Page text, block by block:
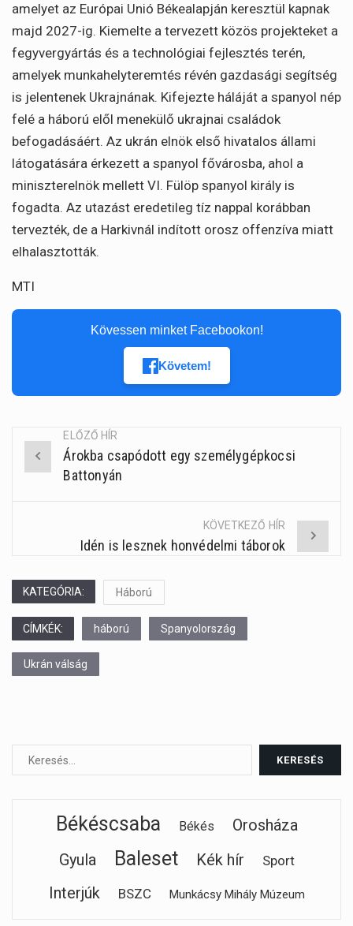
amelyet az Európai Unió Békealapján keresztül kapnak
majd 2027-ig. Kiemelte a tervezett közös projekteket a
fegyvergyártás és a technológiai fejlesztés terén,
amelyek munkahelyteremtés révén gazdasági segítség
is jelentenek Ukrajnának. Kifejezte háláját a spanyol nép
felé a háború elől menekülő ukrajnai családok
befogadásáért. Az ukrán elnök első hivatalos állami
látogatására érkezett a spanyol fővárosba, ahol a
miniszterelnök mellett VI. Fülöp spanyol király is
fogadta. Az utazást eredetileg tíz nappal korábban
tervezték, de a Harkivnál indított orosz offenzíva miatt
elhalasztották.
MTI
Kövessen minket Facebookon!
Követem!
Post
navigation
ELŐZŐ HÍR
Árokba csapódott egy személygépkocsi
Battonyán
KÖVETKEZŐ HÍR
Idén is lesznek honvédelmi táborok
KATEGÓRIA: Háború
CÍMKÉK: háború Spanyolország
Ukrán válság
Békéscsaba Békés
Orosháza
Gyula
Baleset Kék hír Sport
Interjúk BSZC Munkácsy Mihály Múzeum